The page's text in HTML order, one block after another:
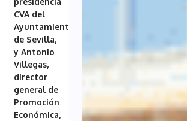
CVA del
Ayuntamiento
de Sevilla,
y Antonio
Villegas,
director
general de
Promoción
Económica,